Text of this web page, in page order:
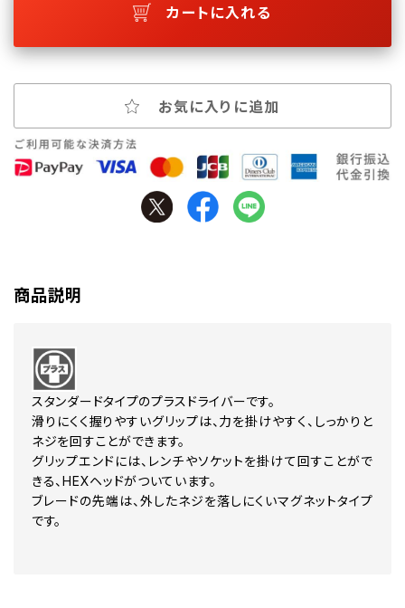
カートに入れる
お気に入りに追加
商品説明
スタンダードタイプのプラスドライバーです。
滑りにくく握りやすいグリップは、力を掛けやすく、しっかりと
ネジを回すことができます。
グリップエンドには、レンチやソケットを掛けて回すことがで
きる、HEXヘッドがついています。
ブレードの先端は、外したネジを落しにくいマグネットタイプ
です。